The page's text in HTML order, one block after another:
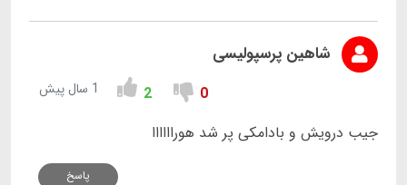
شاهین پرسپولیسی
0
2 1 سال پیش
جیب درویش و بادامکی پر شد هوراااااا
پاسخ